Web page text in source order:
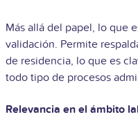
Más allá del papel, lo que
validación. Permite
de residencia, lo que es
todo tipo de procesos
Relevancia en el ámbito